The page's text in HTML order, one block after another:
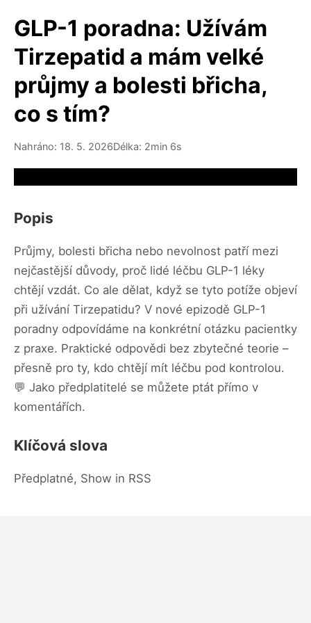
GLP-1 poradna: Užívám
Tirzepatid a mám velké
průjmy a bolesti břicha,
co s tím?
Nahráno: 18. 5. 2026Délka: 2min 6s
Popis
Průjmy, bolesti břicha nebo nevolnost patří mezi
nejčastější důvody, proč lidé léčbu GLP-1 léky
chtějí vzdát. Co ale dělat, když se tyto potíže objeví
při užívání Tirzepatidu? V nové epizodě GLP-1
poradny odpovídáme na konkrétní otázku pacientky
z praxe. Praktické odpovědi bez zbytečné teorie –
přesně pro ty, kdo chtějí mít léčbu pod kontrolou.
💬 Jako předplatitelé se můžete ptát přímo v
komentářích.
Klíčová slova
Předplatné, Show in RSS